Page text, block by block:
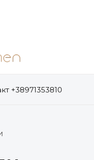
+38971353810